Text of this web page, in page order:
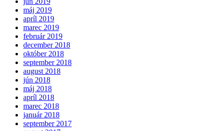
máj 2019
apríl 2019
marec 2019
február 2019
december 2018
október 2018
september 2018
august 2018
jún 2018
máj 2018
apríl 2018
marec 2018
január 2018
september 2017